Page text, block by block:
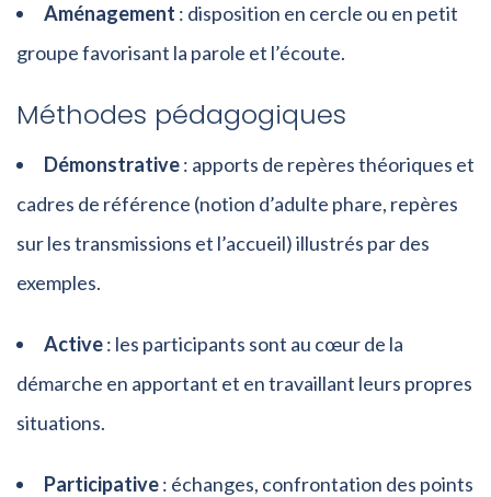
Aménagement : disposition en cercle ou en petit
groupe favorisant la parole et l’écoute.
Méthodes pédagogiques
Démonstrative: apports de repères théoriques et
cadres de référence (notion d’adulte phare, repères
sur les transmissions et l’accueil) illustrés par des
exemples.
Active: les participants sont au cœur de la
démarche en apportant et en travaillant leurs propres
situations.
Participative: échanges, confrontation des points